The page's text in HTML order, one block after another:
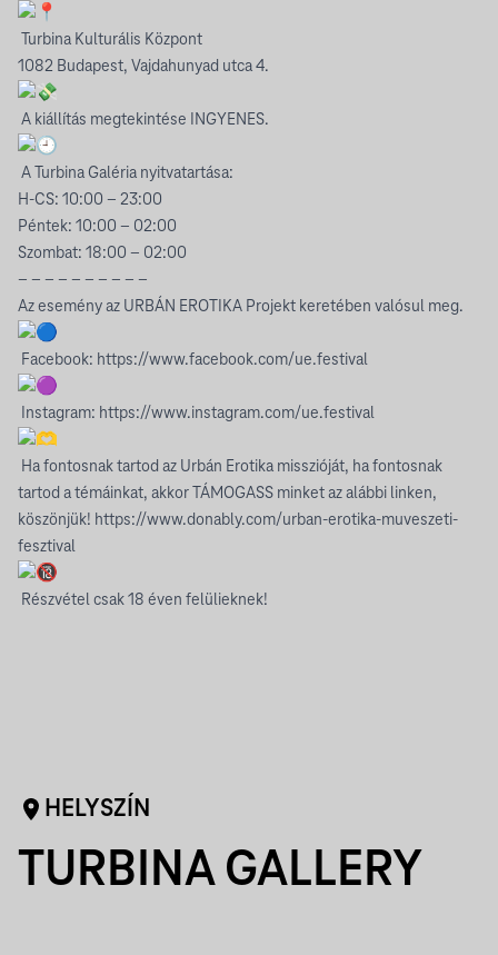
Turbina Kulturális Központ
1082 Budapest, Vajdahunyad utca 4.
A kiállítás megtekintése INGYENES.
A Turbina Galéria nyitvatartása:
H-CS: 10:00 – 23:00
Péntek: 10:00 – 02:00
Szombat: 18:00 – 02:00
– – – – – – – – – –
Az esemény az URBÁN EROTIKA Projekt keretében valósul meg.
Facebook: https://www.facebook.com/ue.festival
Instagram: https://www.instagram.com/ue.festival
Ha fontosnak tartod az Urbán Erotika misszióját, ha fontosnak
tartod a témáinkat, akkor TÁMOGASS minket az alábbi linken,
köszönjük! https://www.donably.com/urban-erotika-muveszeti-
fesztival
Részvétel csak 18 éven felülieknek!
HELYSZÍN
TURBINA GALLERY